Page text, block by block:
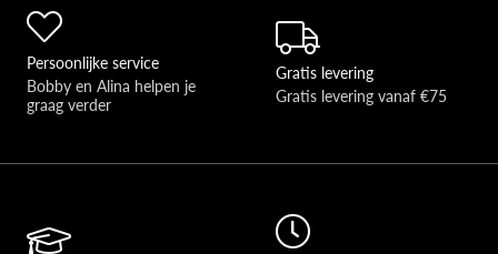
Persoonlijke service
Bobby en Alina helpen je
graag verder
Gratis levering
Gratis levering vanaf €75